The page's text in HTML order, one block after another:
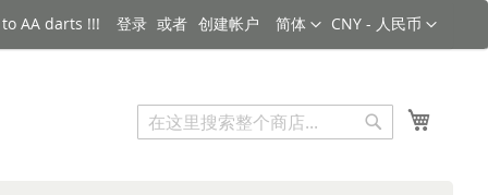
货币
CNY - 人民币
语言
简体
AA darts !!! 登录 创建帐户
搜索